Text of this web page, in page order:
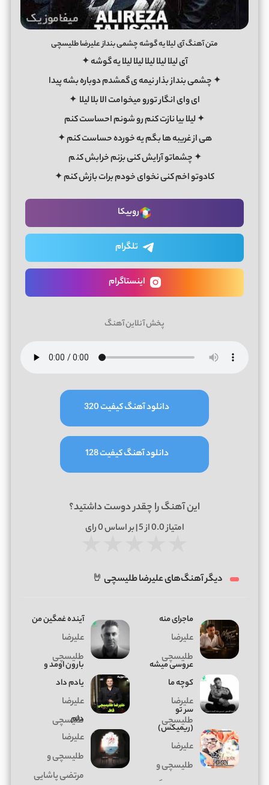
متن آهنگ آی لیلا یه گوشه چشمی بنداز علیرضا طلیسچی
آی لیلا لیلا لیلا لیلا لیلا یه گوشه ✦
✦ چشمی بنداز بذار نیمه ی گمشدم دوباره بشه پیدا
ای وای انگار تورو میخوامت الا بلا لیلا ✦
✦ لیلا بیا نازت کنم رو شونم احساست کنم
هی از غریبه ها بگم یه خورده حساست کنم ✦
✦ چشماتو آرایش کنی بزنم خرابش کنم
کادوتو اخم کنی نخوای خودم برات بازش کنم ✦
روبیکا
تلگرام
اینستاگرام
پخش آنلاین آهنگ
دانلود آهنگ کیفیت 320
دانلود آهنگ کیفیت 128
این آهنگ را چقدر دوست داشتید؟
امتیاز0.0از 5 | بر اساس 0رای
دیگر آهنگ‌های علیرضا طلیسچی 🤘
ماجرای منه
علیرضا
طلیسچی
آینده غمگین من
علیرضا
طلیسچی
عروسی میشه
کوچه ما
علیرضا
طلیسچی
بارون اومد و
یادم داد
علیرضا
طلیسچی
سر تو
(ریمیکس)
علیرضا
طلیسچی و
دلم
علیرضا
طلیسچی و
مرتضی پاشایی